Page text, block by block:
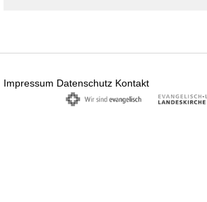
Impressum Datenschutz Kontakt